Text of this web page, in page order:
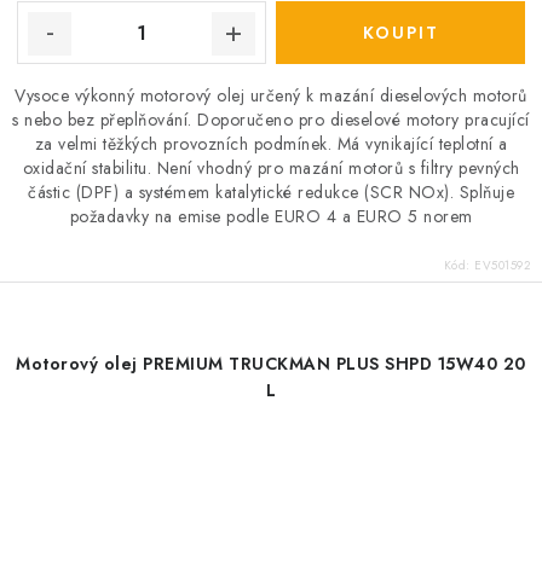
Vysoce výkonný motorový olej určený k mazání dieselových motorů
s nebo bez přeplňování. Doporučeno pro dieselové motory pracující
za velmi těžkých provozních podmínek. Má vynikající teplotní a
oxidační stabilitu. Není vhodný pro mazání motorů s filtry pevných
částic (DPF) a systémem katalytické redukce (SCR NOx). Splňuje
požadavky na emise podle EURO 4 a EURO 5 norem
Kód: EV501592
Motorový olej PREMIUM TRUCKMAN PLUS SHPD 15W40 20
L